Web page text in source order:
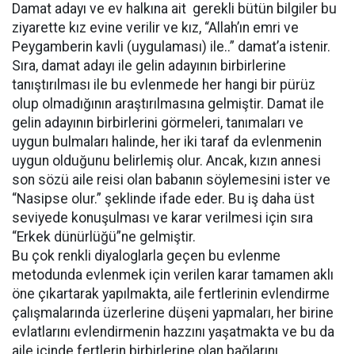
Damat adayı ve ev halkına ait gerekli bütün bilgiler bu
ziyarette kız evine verilir ve kız, “Allah’ın emri ve
Peygamberin kavli (uygulaması) ile..” damat’a istenir.
Sıra, damat adayı ile gelin adayının birbirlerine
tanıştırılması ile bu evlenmede her hangi bir pürüz
olup olmadığının araştırılmasına gelmiştir. Damat ile
gelin adayının birbirlerini görmeleri, tanımaları ve
uygun bulmaları halinde, her iki taraf da evlenmenin
uygun olduğunu belirlemiş olur. Ancak, kızın annesi
son sözü aile reisi olan babanın söylemesini ister ve
“Nasipse olur.” şeklinde ifade eder. Bu iş daha üst
seviyede konuşulması ve karar verilmesi için sıra
“Erkek dünürlüğü”ne gelmiştir.
Bu çok renkli diyaloglarla geçen bu evlenme
metodunda evlenmek için verilen karar tamamen aklı
öne çıkartarak yapılmakta, aile fertlerinin evlendirme
çalışmalarında üzerlerine düşeni yapmaları, her birine
evlatlarını evlendirmenin hazzını yaşatmakta ve bu da
aile içinde fertlerin birbirlerine olan bağlarını